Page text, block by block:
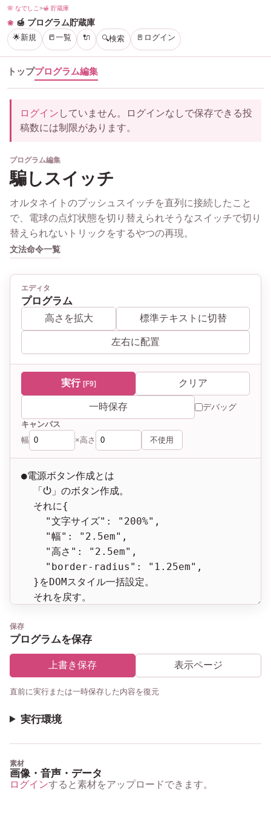
🌸 なでしこ >🍯 貯蔵庫
🍯 プログラム貯蔵庫
🌟新規 📒一覧 🔌 🔍検索 🚪ログイン
トッププログラム編集
ログイン していません。ログインなしで保存できる投
稿数には制限があります。
プログラム編集
騙しスイッチ
オルタネイトのプッシュスイッチを直列に接続したこと
で、電球の点灯状態を切り替えられそうなスイッチで切り
替えられないトリックをするやつの再現。
文法命令一覧
エディタ
プログラム
高さを拡大 標準テキストに切替
左右に配置
実行 [F9] クリア
一時保存 デバッグ
キャンバス
幅
×高さ 不使用
保存
プログラムを保存
上書き保存 表示ページ
直前に実行または一時保存した内容を復元
実行環境
素材
画像・音声・データ
ログインすると素材をアップロードできます。